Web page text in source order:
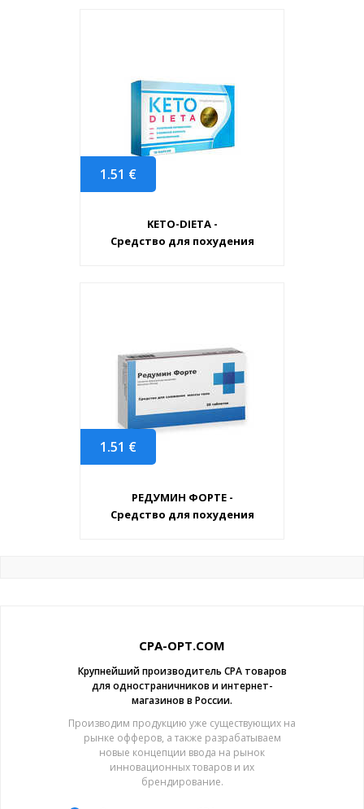
1.51 €
KETO-DIETA -
Средство для похудения
1.51 €
РЕДУМИН ФОРТЕ -
Средство для похудения
CPA-OPT.COM
Крупнейший производитель CPA товаров
для одностраничников и интернет-
магазинов в России.
Производим продукцию уже существующих на
рынке офферов, а также разрабатываем
новые концепции ввода на рынок
инновационных товаров и их
брендирование.